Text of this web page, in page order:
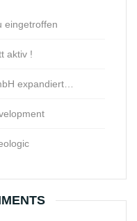
eingetroffen
aktiv !
expandiert…